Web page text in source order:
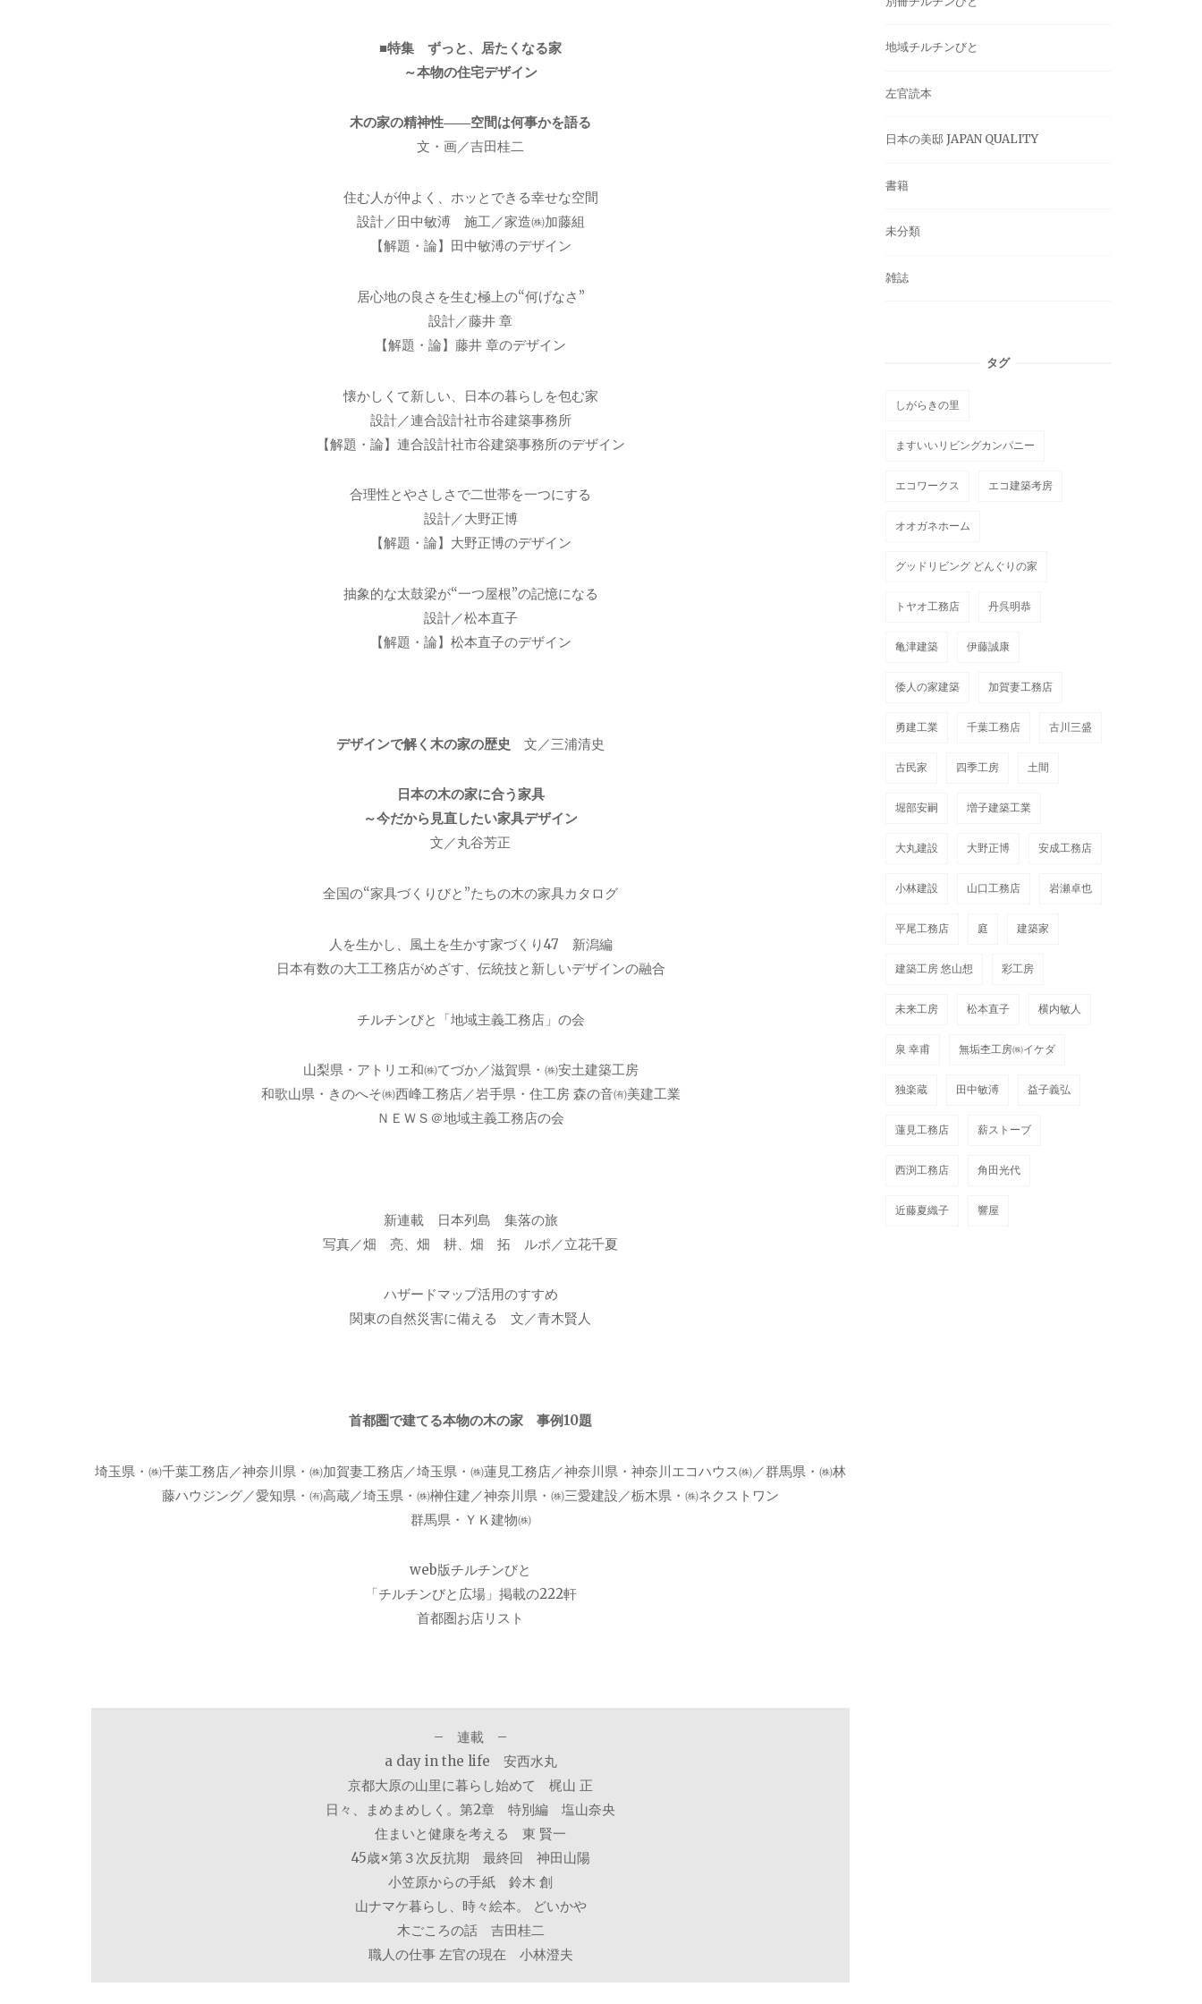
■特集 ずっと、居たくなる家
～本物の住宅デザイン
木の家の精神性――空間は何事かを語る
文・画／吉田桂二
住む人が仲よく、ホッとできる幸せな空間
設計／田中敏溥 施工／家造㈱加藤組
【解題・論】田中敏溥のデザイン
居心地の良さを生む極上の“何げなさ”
設計／藤井 章
【解題・論】藤井 章のデザイン
懐かしくて新しい、日本の暮らしを包む家
設計／連合設計社市谷建築事務所
【解題・論】連合設計社市谷建築事務所のデザイン
合理性とやさしさで二世帯を一つにする
設計／大野正博
【解題・論】大野正博のデザイン
抽象的な太鼓梁が“一つ屋根”の記憶になる
設計／松本直子
【解題・論】松本直子のデザイン
デザインで解く木の家の歴史 文／三浦清史
日本の木の家に合う家具
～今だから見直したい家具デザイン
文／丸谷芳正
全国の“家具づくりびと”たちの木の家具カタログ
人を生かし、風土を生かす家づくり47 新潟編
日本有数の大工工務店がめざす、伝統技と新しいデザインの融合
チルチンびと「地域主義工務店」の会
山梨県・アトリエ和㈱てづか／滋賀県・㈱安土建築工房
和歌山県・きのへそ㈱西峰工務店／岩手県・住工房 森の音㈲美建工業
ＮＥＷＳ＠地域主義工務店の会
新連載 日本列島 集落の旅
写真／畑 亮、畑 耕、畑 拓 ルポ／立花千夏
ハザードマップ活用のすすめ
関東の自然災害に備える 文／青木賢人
首都圏で建てる本物の木の家 事例10題
埼玉県・㈱千葉工務店／神奈川県・㈱加賀妻工務店／埼玉県・㈱蓮見工務店／神奈川県・神奈川エコハウス㈱／群馬県・㈱林
藤ハウジング／愛知県・㈲高蔵／埼玉県・㈱榊住建／神奈川県・㈱三愛建設／栃木県・㈱ネクストワン
群馬県・ＹＫ建物㈱
web版チルチンびと
「チルチンびと広場」掲載の222軒
首都圏お店リスト
– 連載 –
a day in the life 安西水丸
京都大原の山里に暮らし始めて 梶山 正
日々、まめまめしく。第2章 特別編 塩山奈央
住まいと健康を考える 東 賢一
45歳×第３次反抗期 最終回 神田山陽
小笠原からの手紙 鈴木 創
山ナマケ暮らし、時々絵本。 どいかや
木ごころの話 吉田桂二
職人の仕事 左官の現在 小林澄夫
地域チルチンびと
左官読本
日本の美邸 JAPAN QUALITY
書籍
未分類
雑誌
タグ
しがらきの里
ますいいリビングカンパニー
エコワークス エコ建築考房
オオガネホーム
グッドリビング どんぐりの家
トヤオ工務店 丹呉明恭
亀津建築 伊藤誠康
倭人の家建築 加賀妻工務店
勇建工業 千葉工務店 古川三盛
古民家 四季工房 土間
堀部安嗣 増子建築工業
大丸建設 大野正博 安成工務店
小林建設 山口工務店 岩瀬卓也
平尾工務店 庭 建築家
建築工房 悠山想 彩工房
未来工房 松本直子 横内敏人
泉 幸甫 無垢杢工房㈱イケダ
独楽蔵 田中敏溥 益子義弘
蓮見工務店 薪ストーブ
西渕工務店 角田光代
近藤夏織子 響屋